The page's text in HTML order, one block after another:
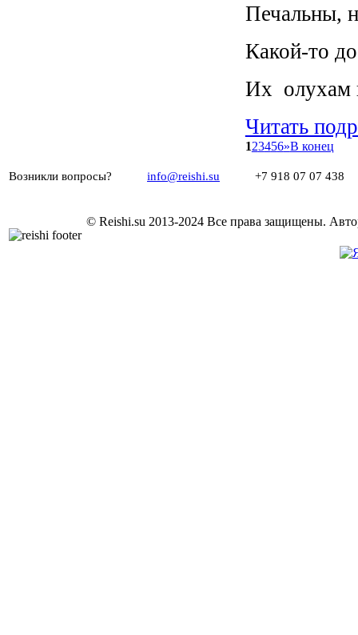
Печальны,
Какой-то
Их олухам
Читать
123456»В конец
Возникли вопросы? info@reishi.su +7 918 07 07
© Reishi.su 2013-2024 Все права защищены.